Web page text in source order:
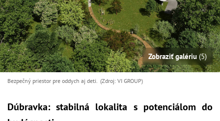
Zobraziť galériu (5)
Bezpečný priestor pre oddych aj deti. (Zdroj: VI GROUP)
Dúbravka: stabilná lokalita s potenciálom do